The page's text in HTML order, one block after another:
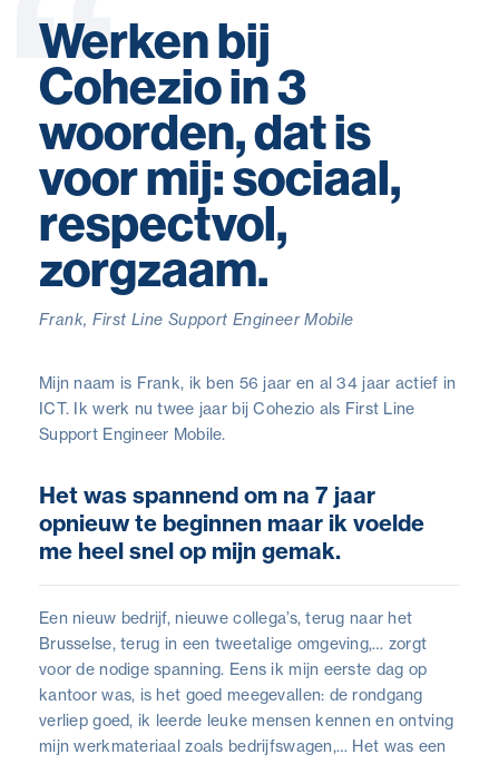
Werken bij
Cohezio in 3
woorden, dat is
voor mij: sociaal,
respectvol,
zorgzaam.
Frank, First Line Support Engineer Mobile
Mijn naam is Frank, ik ben 56 jaar en al 34 jaar actief in
ICT. Ik werk nu twee jaar bij Cohezio als First Line
Support Engineer Mobile.
Het was spannend om na 7 jaar
opnieuw te beginnen maar ik voelde
me heel snel op mijn gemak.
Een nieuw bedrijf, nieuwe collega’s, terug naar het
Brusselse, terug in een tweetalige omgeving,… zorgt
voor de nodige spanning. Eens ik mijn eerste dag op
kantoor was, is het goed meegevallen: de rondgang
verliep goed, ik leerde leuke mensen kennen en ontving
mijn werkmateriaal zoals bedrijfswagen,… Het was een